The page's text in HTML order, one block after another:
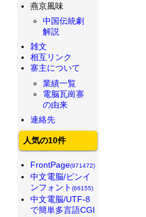
燕京風味
中国伝統劇
解説
雑文
相互リンク
寨主について
業績一覧
電脳瓦崗寨
の由来
連絡先
人気の10件
FrontPage(971472)
中文電脳/ピンイ
ンフォント (66155)
中文電脳/UTF-8
で簡単多言語CGI